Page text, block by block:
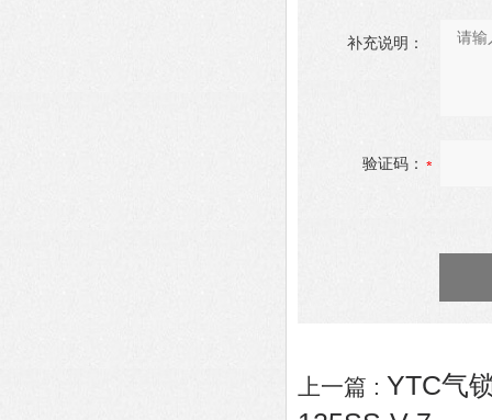
补充说明：
验证码：
上一篇 : YTC气